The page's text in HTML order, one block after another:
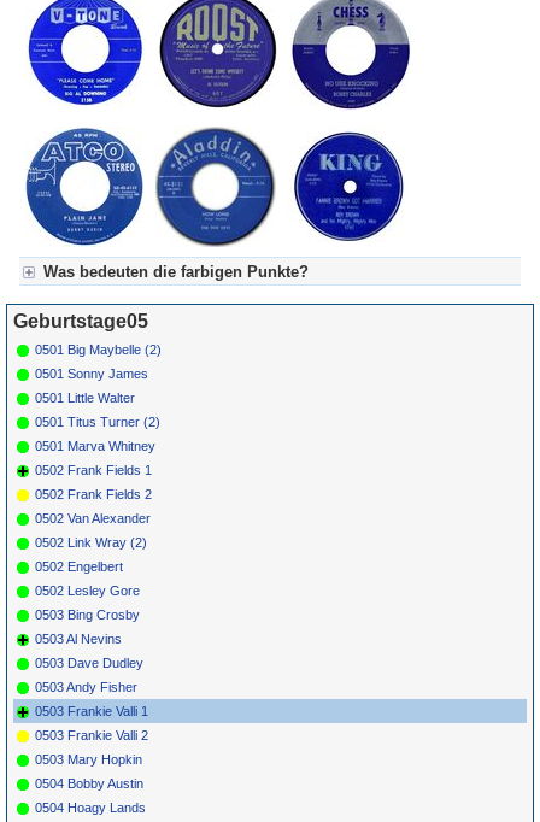
129 Dale Ward
Letter From
Sherry
16520 1964 25
* 130 Haciendas
Sherry Stole My
Xke
PACIFIC
1001
1964
132 Four Seasons Sherry
VEE JAY
1962
Was bedeuten die farbigen Punkte?
Für Axel's Tageskalender:
Grün = Kurzgeschichte
Grün! = fachlich bestimmt spannend, nicht verpassen!
Grün+ = Stundenbeitrag
Gelb = Kurzgeschichten oder Stundensendungen in Arbeit
Blau = Beschreibungstext (beschreibender Text)
Geburtstage05
0501 Big Maybelle (2)
0501 Sonny James
0501 Little Walter
0501 Titus Turner (2)
0501 Marva Whitney
0502 Frank Fields 1
0502 Frank Fields 2
0502 Van Alexander
0502 Link Wray (2)
0502 Engelbert
0502 Lesley Gore
0503 Bing Crosby
0503 Al Nevins
0503 Dave Dudley
0503 Andy Fisher
0503 Frankie Valli 1
0503 Frankie Valli 2
0503 Mary Hopkin
0504 Bobby Austin
0504 Hoagy Lands